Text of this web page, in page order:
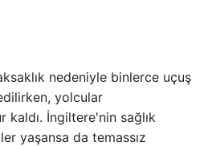
nedeniyle binlerce uçuş
yolcular
kaldı. İngiltere'nin sağlık
yaşansa da temassız